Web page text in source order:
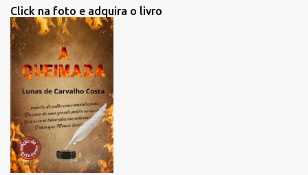
Click na foto e adquira o livro